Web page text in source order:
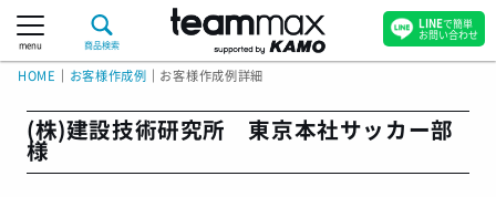
menu 商品検索
HOME お客様作成例 お客様作成例詳細
(株)建設技術研究所 東京本社サッカー部
様
LINEで簡単
お問い合わせ